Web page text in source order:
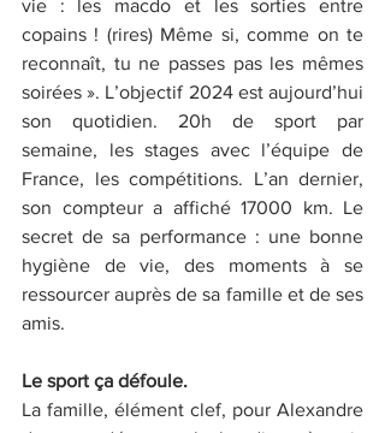
vie : les macdo et les sorties entre
copains ! (rires) Même si, comme on te
reconnaît, tu ne passes pas les mêmes
soirées ». L’objectif 2024 est aujourd’hui
son quotidien. 20h de sport par
semaine, les stages avec l’équipe de
France, les compétitions. L’an dernier,
son compteur a affiché 17000 km. Le
secret de sa performance : une bonne
hygiène de vie, des moments à se
ressourcer auprès de sa famille et de ses
amis.
Le sport ça défoule.
La famille, élément clef, pour Alexandre